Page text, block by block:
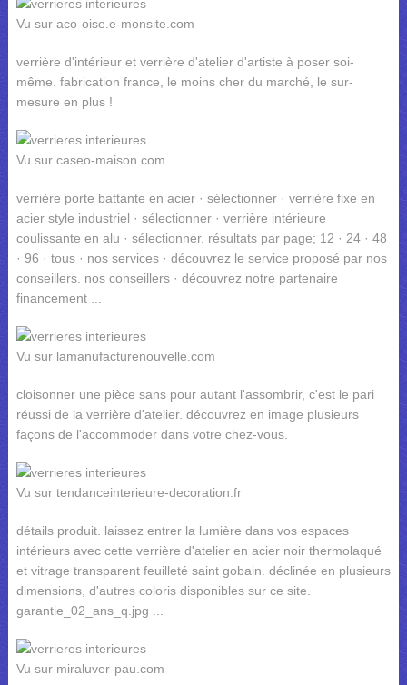
Vu sur aco-oise.e-monsite.com
verrière d'intérieur et verrière d'atelier d'artiste à poser soi-
même. fabrication france, le moins cher du marché, le sur-
mesure en plus !
Vu sur caseo-maison.com
verrière porte battante en acier · sélectionner · verrière fixe en
acier style industriel · sélectionner · verrière intérieure
coulissante en alu · sélectionner. résultats par page; 12 · 24 · 48
· 96 · tous · nos services · découvrez le service proposé par nos
conseillers. nos conseillers · découvrez notre partenaire
financement ...
Vu sur lamanufacturenouvelle.com
cloisonner une pièce sans pour autant l'assombrir, c'est le pari
réussi de la verrière d'atelier. découvrez en image plusieurs
façons de l'accommoder dans votre chez-vous.
Vu sur tendanceinterieure-decoration.fr
détails produit. laissez entrer la lumière dans vos espaces
intérieurs avec cette verrière d'atelier en acier noir thermolaqué
et vitrage transparent feuilleté saint gobain. déclinée en plusieurs
dimensions, d'autres coloris disponibles sur ce site.
garantie_02_ans_q.jpg ...
Vu sur miraluver-pau.com